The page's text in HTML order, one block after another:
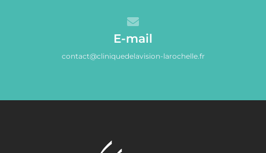
E-mail
contact@cliniquedelavision-larochelle.fr